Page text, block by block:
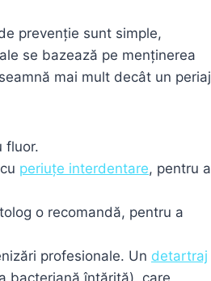
prevenție sunt simple,
se bazează pe menținerea
mai mult decât un periaj
fluor.
periuțe interdentare, pentru a
o recomandă, pentru a
profesionale. Un detartraj
bacteriană întărită), care